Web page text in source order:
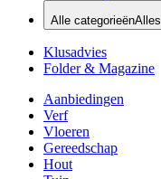
Alle categorieënAlles
Klusadvies
Folder & Magazine
Aanbiedingen
Verf
Vloeren
Gereedschap
Hout